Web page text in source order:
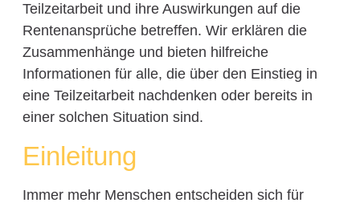
Teilzeitarbeit und ihre Auswirkungen auf die
Rentenansprüche betreffen. Wir erklären die
Zusammenhänge und bieten hilfreiche
Informationen für alle, die über den Einstieg in
eine Teilzeitarbeit nachdenken oder bereits in
einer solchen Situation sind.
Einleitung
Immer mehr Menschen entscheiden sich für